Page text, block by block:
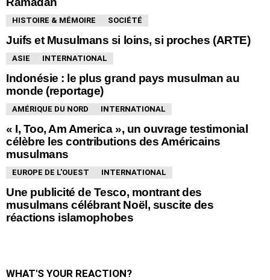
HISTOIRE & MÉMOIRE SOCIÉTÉ
Juifs et Musulmans si loins, si proches (ARTE)
ASIE INTERNATIONAL
Indonésie : le plus grand pays musulman au
monde (reportage)
AMÉRIQUE DU NORD INTERNATIONAL
« I, Too, Am America », un ouvrage testimonial
célèbre les contributions des Américains
musulmans
EUROPE DE L'OUEST INTERNATIONAL
Une publicité de Tesco, montrant des
musulmans célébrant Noël, suscite des
réactions islamophobes
WHAT'S YOUR REACTION?